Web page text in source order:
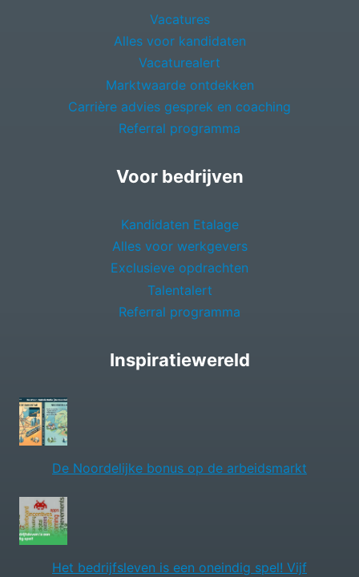
Vacatures
Alles voor kandidaten
Vacaturealert
Marktwaarde ontdekken
Carrière advies gesprek en coaching
Referral programma
Voor bedrijven
Kandidaten Etalage
Alles voor werkgevers
Exclusieve opdrachten
Talentalert
Referral programma
Inspiratiewereld
De Noordelijke bonus op de arbeidsmarkt
Het bedrijfsleven is een oneindig spel! Vijf